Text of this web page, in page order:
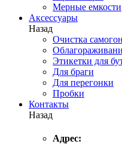
Мерные емкости
Аксессуары
Назад
Очистка
Этикетки для
Для браги
Для перегонки
Пробки
Контакты
Назад
Адрес: